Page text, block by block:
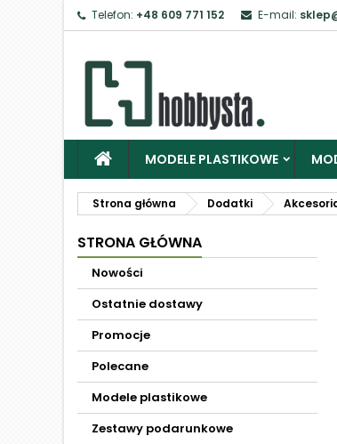
Telefon: +48 609 771 152 E-mail:
MODELE PLASTIKOWE
Strona główna Dodatki
STRONA GŁÓWNA
Nowości
Ostatnie dostawy
Promocje
Polecane
Modele plastikowe
Zestawy podarunkowe